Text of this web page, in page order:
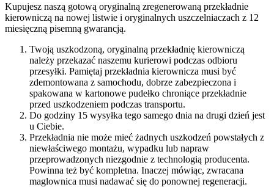
Kupujesz naszą gotową oryginalną zregenerowaną przekładnie
kierowniczą na nowej listwie i oryginalnych uszczelniaczach z 12
miesięczną pisemną gwarancją.
Twoją uszkodzoną, oryginalną przekładnię kierowniczą
należy przekazać naszemu kurierowi podczas odbioru
przesyłki. Pamiętaj przekładnia kierownicza musi być
zdemontowana z samochodu, dobrze zabezpieczona i
spakowana w kartonowe pudełko chroniące przekładnie
przed uszkodzeniem podczas transportu.
Do godziny 15 wysyłka tego samego dnia na drugi dzień jest
u Ciebie.
Przekładnia nie może mieć żadnych uszkodzeń powstałych z
niewłaściwego montażu, wypadku lub napraw
przeprowadzonych niezgodnie z technologią producenta.
Powinna też być kompletna. Inaczej mówiąc, zwracana
maglownica musi nadawać się do ponownej regeneracji.